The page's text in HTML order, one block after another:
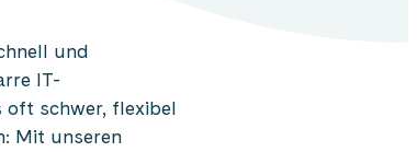
und
IT-
oft schwer, flexibel
Mit unseren